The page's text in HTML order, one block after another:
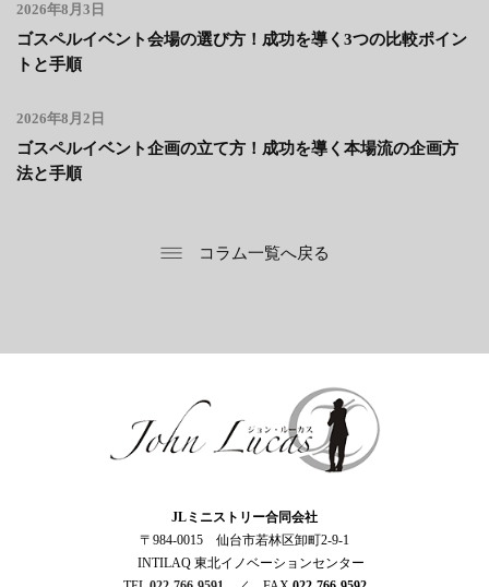
2026年8月3日
ゴスペルイベント会場の選び方！成功を導く3つの比較ポイン
トと手順
2026年8月2日
ゴスペルイベント企画の立て方！成功を導く本場流の企画方
法と手順
コラム一覧へ戻る
JLミニストリー合同会社
〒984-0015 仙台市若林区卸町2-9-1
INTILAQ 東北イノベーションセンター